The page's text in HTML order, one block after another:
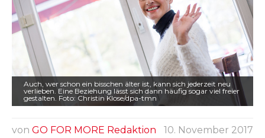
Auch, wer schon ein bisschen älter ist, kann sich jederzeit neu
verlieben. Eine Beziehung lässt sich dann häufig sogar viel freier
gestalten. Foto: Christin Klose/dpa-tmn
von GO FOR MORE Redaktion 10. November 2017